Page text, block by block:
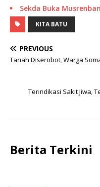
Sekda Buka
KITA BATU
PREVIOUS
Tanah Diserobot, Warga
Terindikasi Sakit Jiwa,
Berita Terkini